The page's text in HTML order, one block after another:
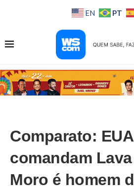
EN PT
Comparato: EUA
comandam
Moro é homem